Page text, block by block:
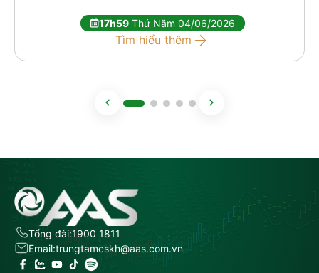
17h59Thứ Năm 04/06/2026
Tìm hiểu thêm
Tổng đài:1900 1811
Email:trungtamcskh@aas.com.vn